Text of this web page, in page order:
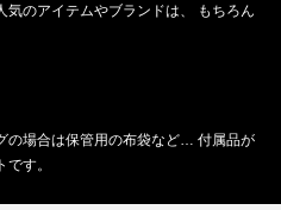
のアイテムやブランドは、 もちろん
の場合は保管用の布袋など… 付属品が
す。